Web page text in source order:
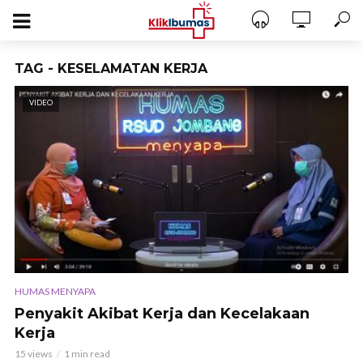
TAG - KESELAMATAN KERJA
VIDEO
HUMAS MENYAPA
Penyakit Akibat Kerja dan Kecelakaan
Kerja
15 views 1 min read